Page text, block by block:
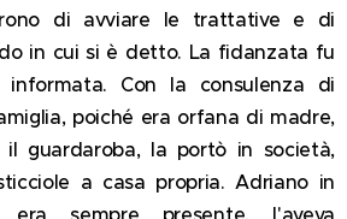
di avviare le trattative e di
in cui si è detto. La fidanzata fu
Con la consulenza di
poiché era orfana di madre,
guardaroba, la portò in società,
a casa propria. Adriano in
era sempre presente, l'aveva